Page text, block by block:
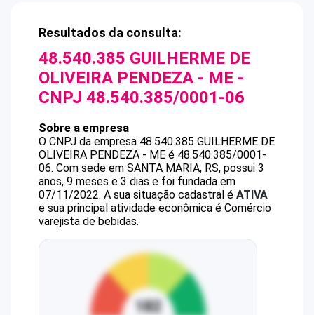
Resultados da consulta:
48.540.385 GUILHERME DE
OLIVEIRA PENDEZA - ME -
CNPJ 48.540.385/0001-06
Sobre a empresa
O CNPJ da empresa 48.540.385 GUILHERME DE
OLIVEIRA PENDEZA - ME é 48.540.385/0001-
06. Com sede em SANTA MARIA, RS, possui 3
anos, 9 meses e 3 dias e foi fundada em
07/11/2022. A sua situação cadastral é ATIVA
e sua principal atividade econômica é Comércio
varejista de bebidas.